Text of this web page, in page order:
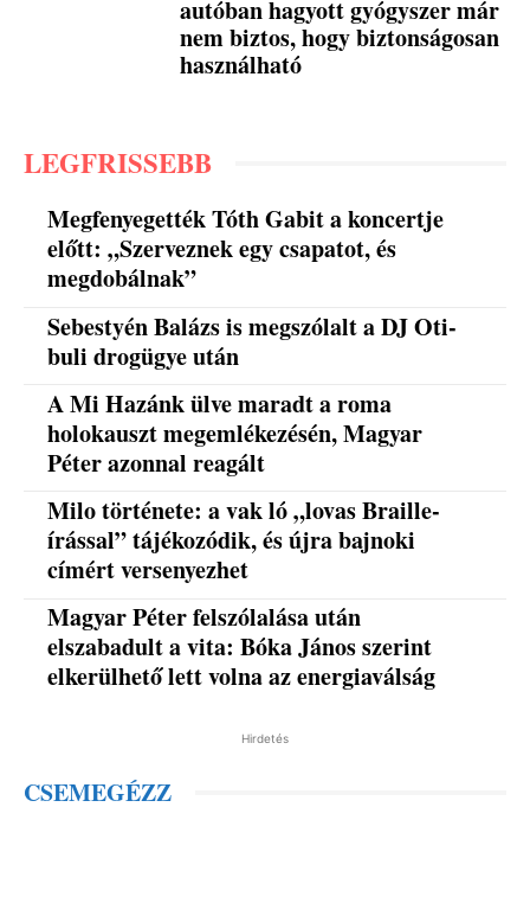
autóban hagyott gyógyszer már
nem biztos, hogy biztonságosan
használható
LEGFRISSEBB
Megfenyegették Tóth Gabit a koncertje
előtt: „Szerveznek egy csapatot, és
megdobálnak”
Sebestyén Balázs is megszólalt a DJ Oti-
buli drogügye után
A Mi Hazánk ülve maradt a roma
holokauszt megemlékezésén, Magyar
Péter azonnal reagált
Milo története: a vak ló „lovas Braille-
írással” tájékozódik, és újra bajnoki
címért versenyezhet
Magyar Péter felszólalása után
elszabadult a vita: Bóka János szerint
elkerülhető lett volna az energiaválság
Hirdetés
CSEMEGÉZZ